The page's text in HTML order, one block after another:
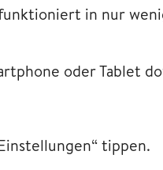
in nur
oder Tablet
tippen.